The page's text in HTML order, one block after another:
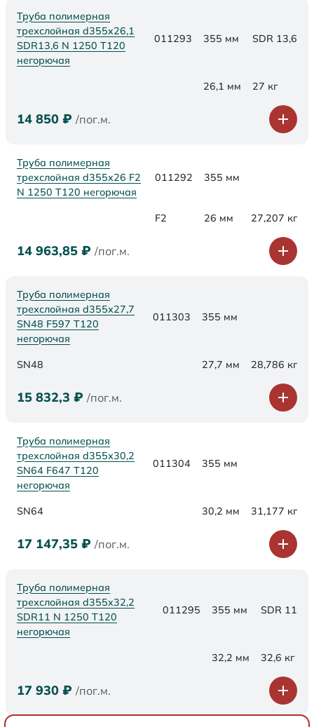
Труба полимерная
трехслойная d355x26,1
SDR13,6 N 1250 Т120
негорючая
011293 355 мм SDR 13,6
26,1 мм 27 кг
14 850 ₽ /пог.м.
Труба полимерная
трехслойная d355x26 F2
N 1250 Т120 негорючая
011292 355 мм
F2 26 мм 27,207 кг
14 963,85 ₽ /пог.м.
Труба полимерная
трехслойная d355х27,7
SN48 F597 Т120
негорючая
011303 355 мм
SN48 27,7 мм 28,786 кг
15 832,3 ₽ /пог.м.
Труба полимерная
трехслойная d355х30,2
SN64 F647 Т120
негорючая
011304 355 мм
SN64 30,2 мм 31,177 кг
17 147,35 ₽ /пог.м.
Труба полимерная
трехслойная d355x32,2
SDR11 N 1250 Т120
негорючая
011295 355 мм SDR 11
32,2 мм 32,6 кг
17 930 ₽ /пог.м.